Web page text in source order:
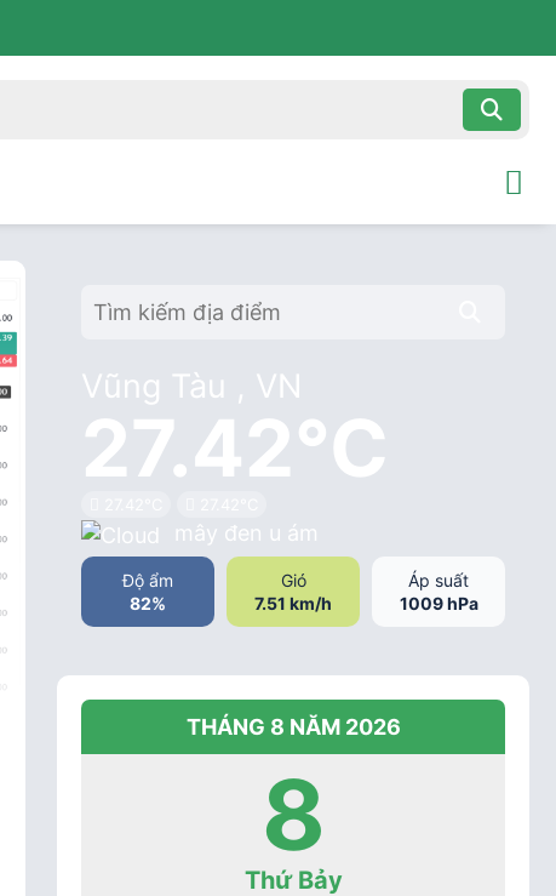
Vũng Tàu , VN
27.42°C
mây đen u ám
Độ ẩm
82%
Gió
7.51 km/h
Áp suất
1009 hPa
THÁNG 8 NĂM 2026
8
Thứ Bảy